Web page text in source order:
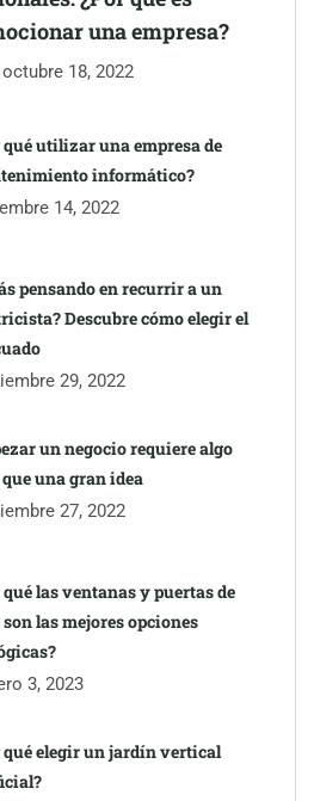
ahorro por cobro
horas el alta de autónomo
una empresa?
octubre 18, 2022
qué utilizar una empresa de
informático?
14, 2022
pensando en recurrir a un
Descubre cómo elegir el
29, 2022
un negocio requiere algo
una gran idea
27, 2022
qué las ventanas y puertas de
son las mejores opciones
3, 2023
qué elegir un jardín vertical